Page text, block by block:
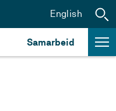
Samarbeid
English